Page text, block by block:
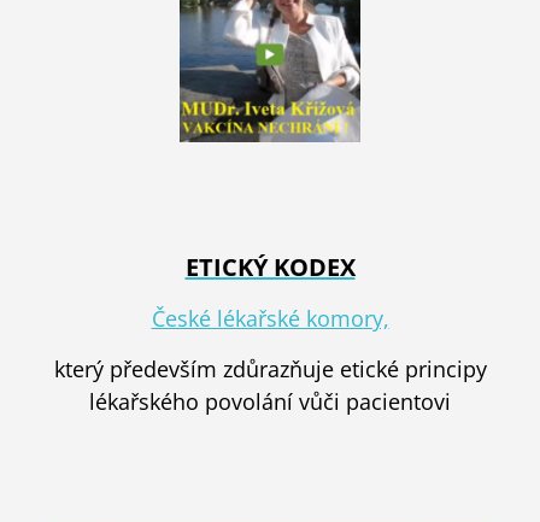
ETICKÝ KODEX
České lékařské komory,
který především zdůrazňuje etické principy
lékařského povolání vůči pacientovi